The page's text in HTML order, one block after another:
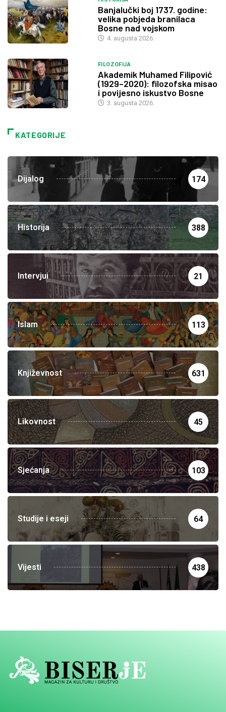
Banjalučki boj 1737. godine:
velika pobjeda branilaca
Bosne nad vojskom
4. augusta 2026.
FILOZOFIJA
Akademik Muhamed Filipović
(1929–2020): filozofska misao
i povijesno iskustvo Bosne
3. augusta 2026.
KATEGORIJE
Dijalog 174
Historija 388
Intervjui 21
Islam 113
Književnost 631
Likovnost 45
Sjećanja 103
Studije i eseji 64
Vijesti 438